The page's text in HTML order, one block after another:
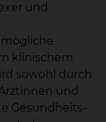
und
klinischem
sowohl durch
und
Gesundheits-